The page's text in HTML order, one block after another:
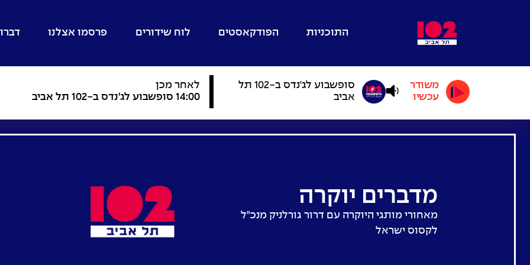
התוכניות הפודקאסטים לוח שידורים פרסמו אצלנו
משודר
עכשיו
סופשבוע לג'נדס ב-102 תל
אביב
לאחר מכן
14:00 סופשבוע לג'נדס ב-102 תל אביב
מדברים יוקרה
מאחורי מותגי היוקרה עם דרור גורלניק מנכ"ל
לקסוס ישראל